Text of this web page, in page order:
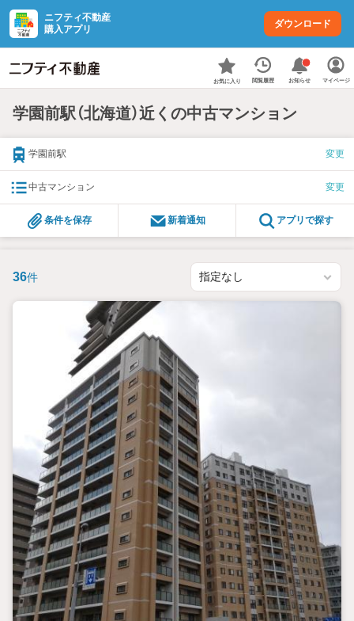
ニフティ不動産
購入アプリ
ダウンロード
お気に入り 閲覧履歴 お知らせ マイページ
学園前駅（北海道）近くの中古マンション
学園前駅 変更
中古マンション 変更
条件を保存 新着通知 アプリで探す
36件